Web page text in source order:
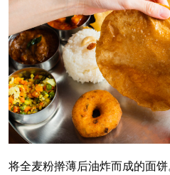
将全麦粉擀薄后油炸而成的面